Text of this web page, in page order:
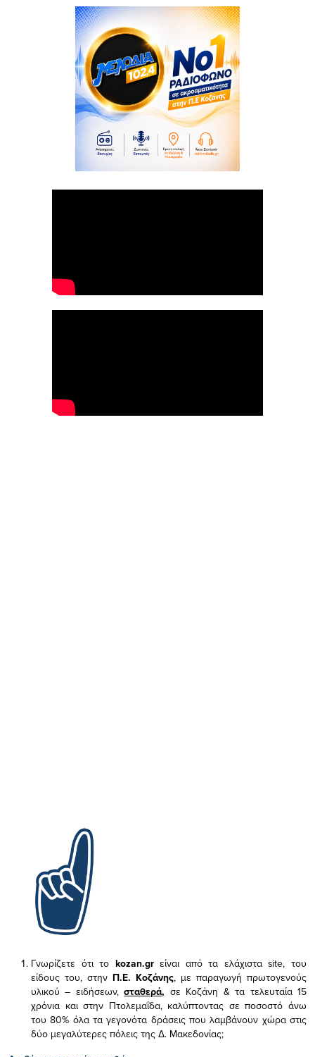
Γνωρίζετε ότι το kozan.gr είναι από τα ελάχισταsite, του
είδους του, στην Π.Ε. Κοζάνης, με παραγωγή πρωτογενούς
υλικού – ειδήσεων,σταθερά, σε Κοζάνη & τα τελευταία 15
χρόνια και στην Πτολεμαΐδα, καλύπτοντας σε ποσοστό άνω
του 80% όλα τα γεγονότα δράσεις που λαμβάνουν χώρα στις
δύο μεγαλύτερες πόλεις της Δ. Μακεδονίας;